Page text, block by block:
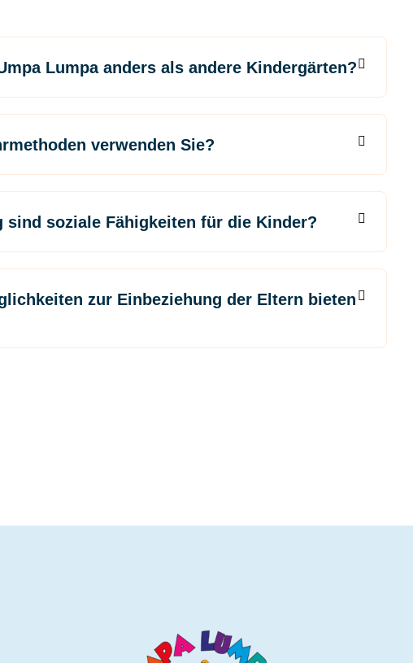
Lumpa anders als andere Kindergärten?
verwenden Sie?
sind soziale Fähigkeiten für die Kinder?
zur Einbeziehung der Eltern bieten